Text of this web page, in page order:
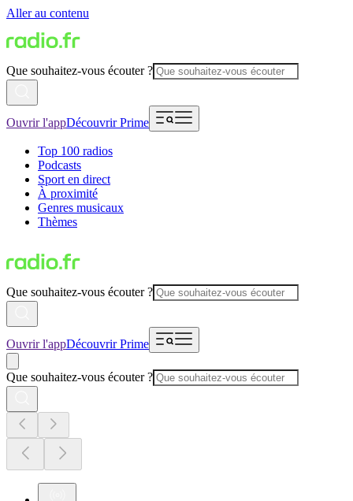
Aller au contenu
Que souhaitez-vous écouter ?
Ouvrir l'appDécouvrir Prime
Top 100 radios
Podcasts
Sport en direct
À proximité
Genres musicaux
Thèmes
Que souhaitez-vous écouter ?
Ouvrir l'appDécouvrir Prime
Que souhaitez-vous écouter ?